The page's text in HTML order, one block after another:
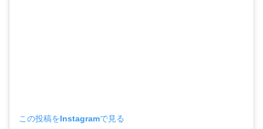
この投稿をInstagramで見る